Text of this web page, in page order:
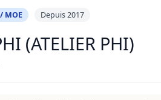
MOE Depuis 2017
(ATELIER PHI)